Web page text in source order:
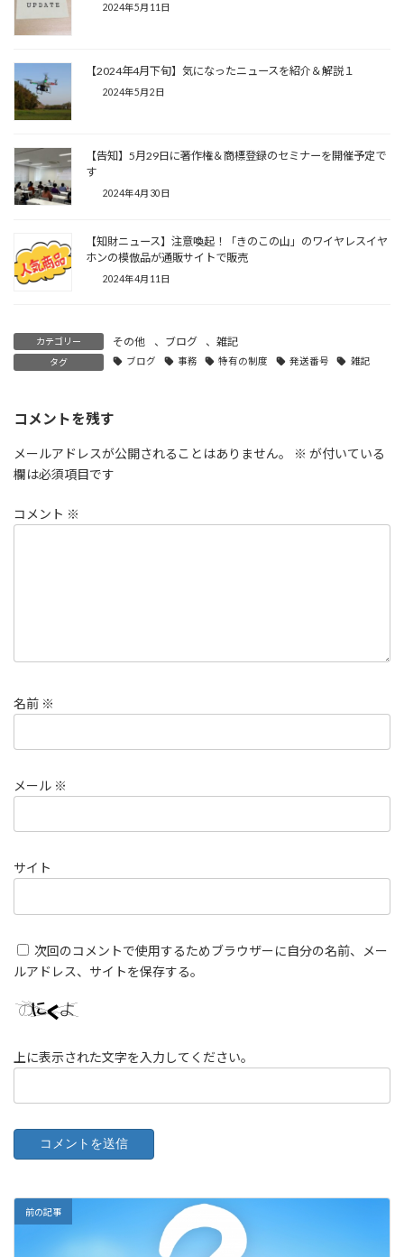
2024年5月11日
【2024年4月下旬】気になったニュースを紹介＆解説１
2024年5月2日
【告知】5月29日に著作権＆商標登録のセミナーを開催予定で
す
2024年4月30日
【知財ニュース】注意喚起！「きのこの山」のワイヤレスイヤ
ホンの模倣品が通販サイトで販売
2024年4月11日
カテゴリー その他 、 ブログ 、雑記
タグ ブログ 事務 特有の制度 発送番号 雑記
コメントを残す
メールアドレスが公開されることはありません。 ※ が付いている
欄は必須項目です
コメント ※
名前 ※
メール ※
サイト
次回のコメントで使用するためブラウザーに自分の名前、メー
ルアドレス、サイトを保存する。
上に表示された文字を入力してください。
前の記事